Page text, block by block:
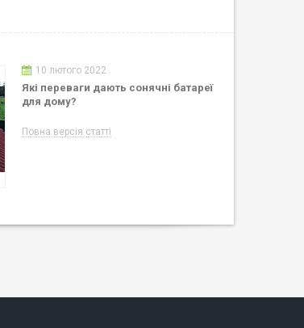
10 лютого 2022
Які переваги дають сонячні батареї
для дому?
Повна версія статті